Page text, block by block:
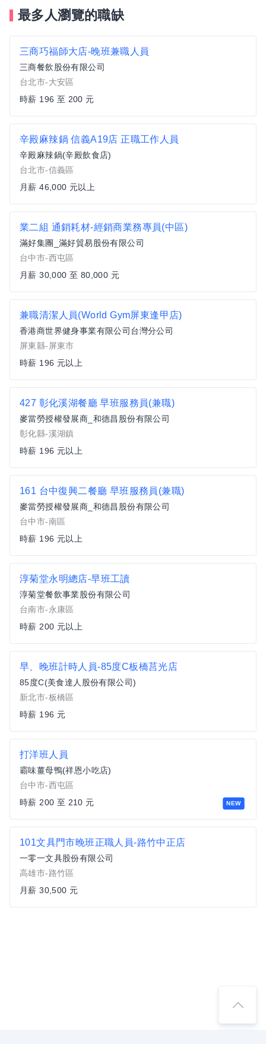
最多人瀏覽的職缺
三商巧福師大店-晚班兼職人員
三商餐飲股份有限公司
台北市-大安區
時薪 196 至 200 元
辛殿麻辣鍋 信義A19店 正職工作人員
辛殿麻辣鍋(辛殿飲食店)
台北市-信義區
月薪 46,000 元以上
業二組 通銷耗材-經銷商業務專員(中區)
滿好集團_滿好貿易股份有限公司
台中市-西屯區
月薪 30,000 至 80,000 元
兼職清潔人員(World Gym屏東逢甲店)
香港商世界健身事業有限公司台灣分公司
屏東縣-屏東市
時薪 196 元以上
427 彰化溪湖餐廳 早班服務員(兼職)
麥當勞授權發展商_和德昌股份有限公司
彰化縣-溪湖鎮
時薪 196 元以上
161 台中復興二餐廳 早班服務員(兼職)
麥當勞授權發展商_和德昌股份有限公司
台中市-南區
時薪 196 元以上
淳菊堂永明總店-早班工讀
淳菊堂餐飲事業股份有限公司
台南市-永康區
時薪 200 元以上
早、晚班計時人員-85度C板橋莒光店
85度C(美食達人股份有限公司)
新北市-板橋區
時薪 196 元
NEW
打洋班人員
霸味薑母鴨(祥恩小吃店)
台中市-西屯區
時薪 200 至 210 元
101文具門市晚班正職人員-路竹中正店
一零一文具股份有限公司
高雄市-路竹區
月薪 30,500 元